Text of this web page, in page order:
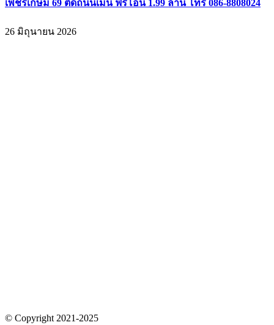
เพชรเกษม 69 ติดถนนเมน ฟรีโอน 1.99 ล้าน โทร 086-8808024
26 มิถุนายน 2026
© Copyright 2021-2025